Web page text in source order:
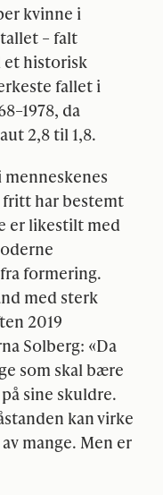
kvinne i
– falt
et historisk
fallet i
da
2,8 til 1,8.
har bestemt
er likestilt med
formering.
med sterk
2019
Solberg: «Da
som skal bære
sine skuldre.
kan virke
mange. Men er